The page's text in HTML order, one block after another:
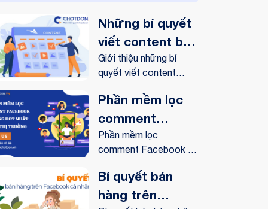
Những bí quyết
viết content bán
hàng online trên
Facebook
Giới thiệu những bí
quyết viết content
Phần mềm lọc
comment
Facebook tự
động hot nhất
trên thị trường
Phần mềm lọc
comment Facebook tự
Bí quyết bán
hàng trên